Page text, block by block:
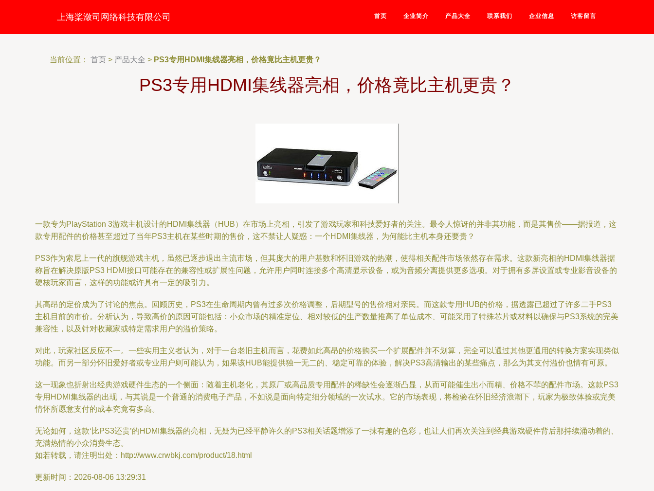
上海桨潋司网络科技有限公司 首页 企业简介 产品大全 联系我们 企业信息 访客留言
当前位置： 首页 > 产品大全 > PS3专用HDMI集线器亮相，价格竟比主机更贵？
PS3专用HDMI集线器亮相，价格竟比主机更贵？
一款专为PlayStation 3游戏主机设计的HDMI集线器（HUB）在市场上亮相，引发了游戏玩家和科技爱好者的关注。最令人惊讶的并非其功能，而是其售价——据报道，这
款专用配件的价格甚至超过了当年PS3主机在某些时期的售价，这不禁让人疑惑：一个HDMI集线器，为何能比主机本身还要贵？
PS3作为索尼上一代的旗舰游戏主机，虽然已逐步退出主流市场，但其庞大的用户基数和怀旧游戏的热潮，使得相关配件市场依然存在需求。这款新亮相的HDMI集线器据
称旨在解决原版PS3 HDMI接口可能存在的兼容性或扩展性问题，允许用户同时连接多个高清显示设备，或为音频分离提供更多选项。对于拥有多屏设置或专业影音设备的
硬核玩家而言，这样的功能或许具有一定的吸引力。
其高昂的定价成为了讨论的焦点。回顾历史，PS3在生命周期内曾有过多次价格调整，后期型号的售价相对亲民。而这款专用HUB的价格，据透露已超过了许多二手PS3
主机目前的市价。分析认为，导致高价的原因可能包括：小众市场的精准定位、相对较低的生产数量推高了单位成本、可能采用了特殊芯片或材料以确保与PS3系统的完美
兼容性，以及针对收藏家或特定需求用户的溢价策略。
对此，玩家社区反应不一。一些实用主义者认为，对于一台老旧主机而言，花费如此高昂的价格购买一个扩展配件并不划算，完全可以通过其他更通用的转换方案实现类似
功能。而另一部分怀旧爱好者或专业用户则可能认为，如果该HUB能提供独一无二的、稳定可靠的体验，解决PS3高清输出的某些痛点，那么为其支付溢价也情有可原。
这一现象也折射出经典游戏硬件生态的一个侧面：随着主机老化，其原厂或高品质专用配件的稀缺性会逐渐凸显，从而可能催生出小而精、价格不菲的配件市场。这款PS3
专用HDMI集线器的出现，与其说是一个普通的消费电子产品，不如说是面向特定细分领域的一次试水。它的市场表现，将检验在怀旧经济浪潮下，玩家为极致体验或完美
情怀所愿意支付的成本究竟有多高。
无论如何，这款‘比PS3还贵’的HDMI集线器的亮相，无疑为已经平静许久的PS3相关话题增添了一抹有趣的色彩，也让人们再次关注到经典游戏硬件背后那持续涌动着的、
充满热情的小众消费生态。
如若转载，请注明出处：http://www.crwbkj.com/product/18.html
更新时间：2026-08-06 13:29:31